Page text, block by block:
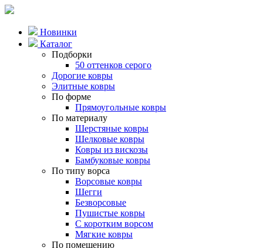
Новинки
Каталог
Подборки
50 оттенков серого
Дорогие ковры
Элитные ковры
По форме
Прямоугольные ковры
По материалу
Шерстяные ковры
Шелковые ковры
Ковры из вискозы
Бамбуковые ковры
По типу ворса
Ворсовые ковры
Шегги
Безворсовые
Пушистые ковры
С коротким ворсом
Мягкие ковры
По помещению